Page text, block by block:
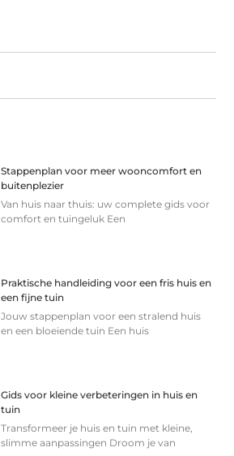
Stappenplan voor meer wooncomfort en
buitenplezier
Van huis naar thuis: uw complete gids voor
comfort en tuingeluk Een
Praktische handleiding voor een fris huis en
een fijne tuin
Jouw stappenplan voor een stralend huis
en een bloeiende tuin Een huis
Gids voor kleine verbeteringen in huis en
tuin
Transformeer je huis en tuin met kleine,
slimme aanpassingen Droom je van